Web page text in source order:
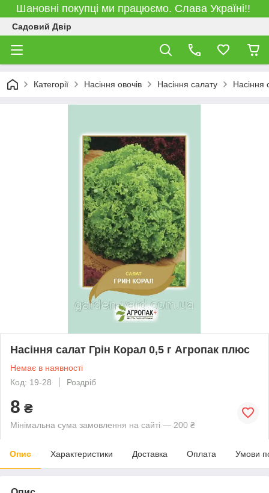
Шановні покупці ми працюємо. Слава Україні!!
Садовий Двір
Категорії Насіння овочів Насіння салату Насіння
Насіння салат Грін Корал 0,5 г Агропак плюс
Немає в наявності
Код: 19-28
Роздріб
8 ₴
Мінімальна сума замовлення на сайті — 200 ₴
Опис Характеристики Доставка Оплата Умови